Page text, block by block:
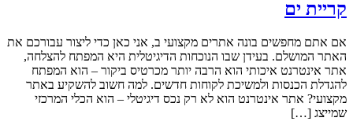
קריית ים
אם אתם מחפשים בונה אתרים מקצועי ב, אני כאן כדי ליצור עבורכם את
האתר המושלם. בעידן שבו הנוכחות הדיגיטלית היא המפתח להצלחה,
אתר אינטרנט איכותי הוא הרבה יותר מכרטיס ביקור – הוא המפתח
להגדלת הכנסות ולמשיכת לקוחות חדשים. למה חשוב להשקיע באתר
מקצועי? אתר אינטרנט הוא לא רק נכס דיגיטלי – הוא הכלי המרכזי
שמייצג […]